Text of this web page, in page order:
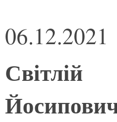
06.12.2021